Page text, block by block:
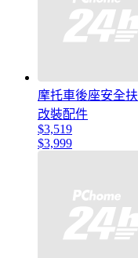
摩托車後座安全
改裝配件
$3,519
$3,999